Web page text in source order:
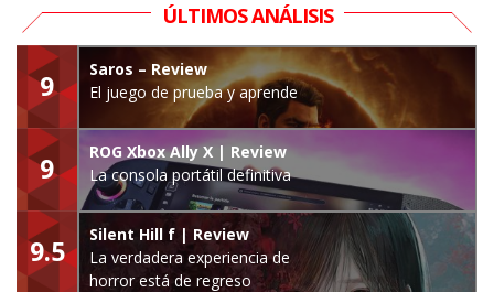
ÚLTIMOS ANÁLISIS
9
Saros – Review
El juego de prueba y aprende
9
ROG Xbox Ally X | Review
La consola portátil definitiva
9.5
Silent Hill f | Review
La verdadera experiencia de
horror está de regreso